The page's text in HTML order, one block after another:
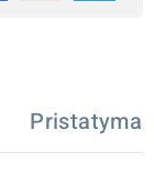
Pristatymas